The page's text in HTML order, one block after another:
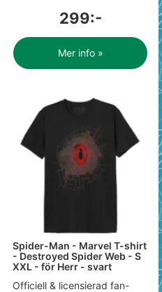
299:-
Mer info »
Spider-Man - Marvel T-shirt
- Destroyed Spider Web - S
XXL - för Herr - svart
Officiell & licensierad fan-